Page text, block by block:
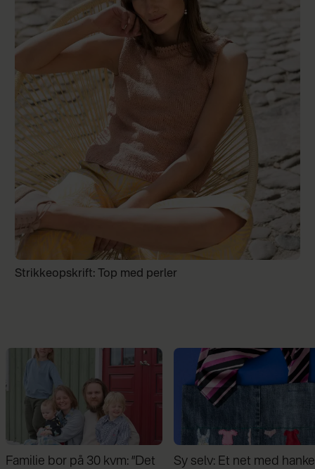
Strikkeopskrift: Top med perler
Sy selv: Et net med hanke af
Hækl selv: Smart